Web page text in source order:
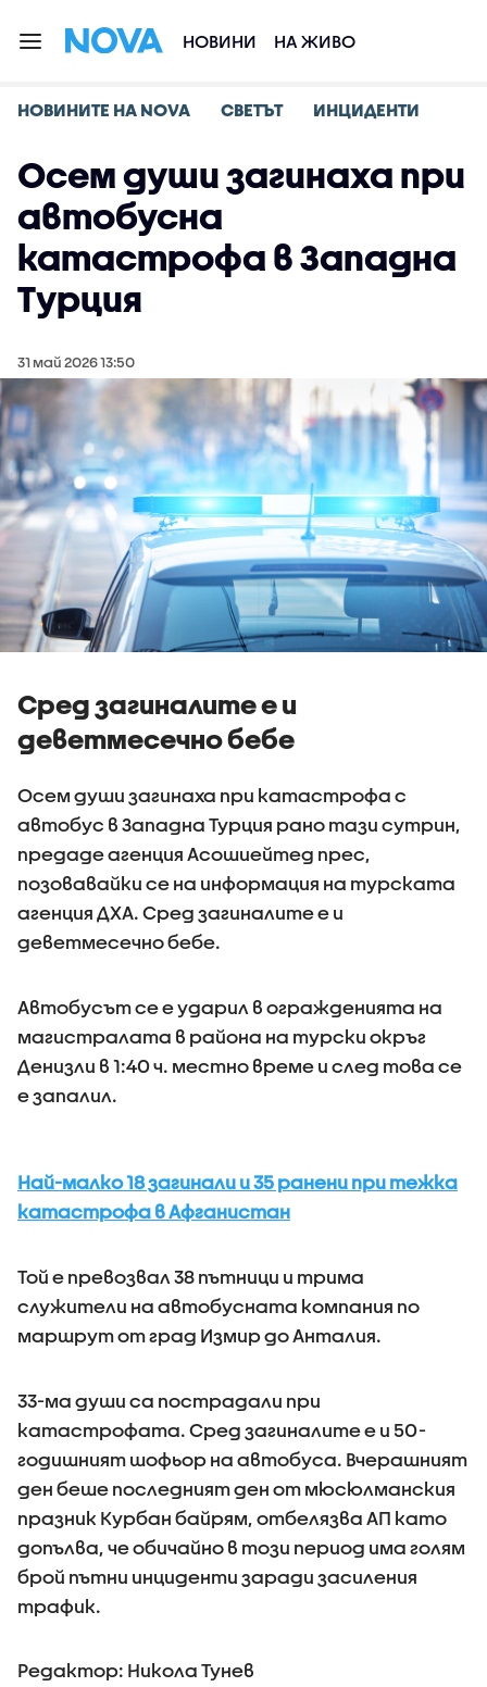
НОВИНИ НА ЖИВО
НОВИНИТЕ НА NOVA СВЕТЪТ ИНЦИДЕНТИ
Осем души загинаха при
автобусна
катастрофа в Западна
Турция
31 май 2026 13:50
Сред загиналите е и
деветмесечно бебе
Осем души загинаха при катастрофа с
автобус в Западна Турция рано тази сутрин,
предаде агенция Асошиейтед прес,
позовавайки се на информация на турската
агенция ДХА. Сред загиналите е и
деветмесечно бебе.
Автобусът се е ударил в огражденията на
магистралата в района на турски окръг
Денизли в 1:40 ч. местно време и след това се
е запалил.
Най-малко 18 загинали и 35 ранени при тежка
катастрофа в Афганистан
Той е превозвал 38 пътници и трима
служители на автобусната компания по
маршрут от град Измир до Анталия.
33-ма души са пострадали при
катастрофата. Сред загиналите е и 50-
годишният шофьор на автобуса. Вчерашният
ден беше последният ден от мюсюлманския
празник Курбан байрям, отбелязва АП като
допълва, че обичайно в този период има голям
брой пътни инциденти заради засиления
трафик.
Редактор: Никола Тунев